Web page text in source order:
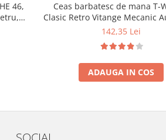
46,
Ceas barbatesc de mana T-
Clasic Retro Vitange Mecanic
Fashion Casual Elegant
142,35 Lei
ADAUGA IN COS